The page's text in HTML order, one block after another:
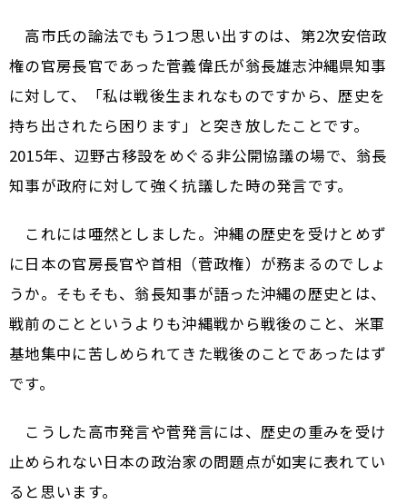
高市氏の論法でもう1つ思い出すのは、第2次安倍政
権の官房長官であった菅義偉氏が翁長雄志沖縄県知事
に対して、「私は戦後生まれなものですから、歴史を
持ち出されたら困ります」と突き放したことです。
2015年、辺野古移設をめぐる非公開協議の場で、翁長
知事が政府に対して強く抗議した時の発言です。
これには唖然としました。沖縄の歴史を受けとめず
に日本の官房長官や首相（菅政権）が務まるのでしょ
うか。そもそも、翁長知事が語った沖縄の歴史とは、
戦前のことというよりも沖縄戦から戦後のこと、米軍
基地集中に苦しめられてきた戦後のことであったはず
です。
こうした高市発言や菅発言には、歴史の重みを受け
止められない日本の政治家の問題点が如実に表れてい
ると思います。